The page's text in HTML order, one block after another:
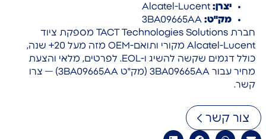
יצרן:
מק"ט:
חברת TACT Technologies Solutions מספקת ציוד
Alcatel-Lucent מקורי ותואם-OEM מזה מעל 20+ שנה,
כולל דגמים שקשה להשיג ו-EOL. לפרטים, מלאי והצעת
מחיר עבור 3BA09665AA (מק"ט 3BA09665AA) — צרו
קשר.
צור קשר